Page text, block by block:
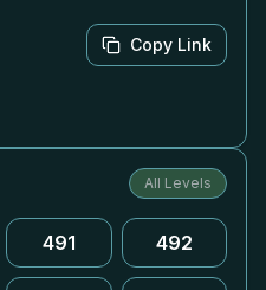
Copy Link
All Levels
491 492